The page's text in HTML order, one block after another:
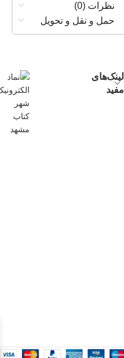
نظرات (0)
حمل و نقل و تحویل
لینک‌های
مفید